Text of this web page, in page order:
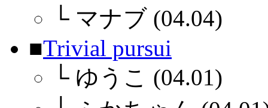
└ マナブ (04.04)
■Trivial pursui
└ ゆうこ (04.01)